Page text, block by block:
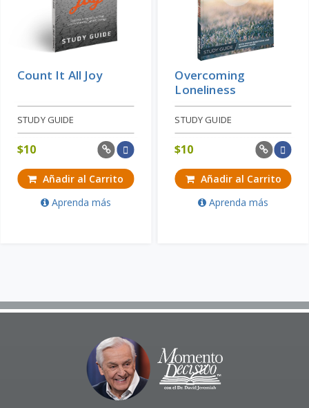
Count It All Joy
STUDY GUIDE
$10
Añadir al Carrito
Aprenda más
Overcoming
Loneliness
STUDY GUIDE
$10
Añadir al Carrito
Aprenda más